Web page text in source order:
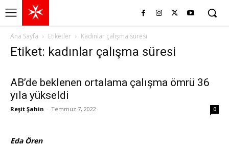
Ana Sayfa Etiketler Kadınlar çalışma süresi
Etiket: kadınlar çalışma süresi
AB’de beklenen ortalama çalışma ömrü 36
yıla yükseldi
Reşit Şahin - Temmuz 7, 2022 0
Eda Ören